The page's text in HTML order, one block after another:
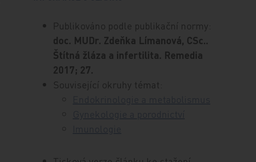
Publikováno podle publikační normy:
doc. MUDr. Zdeňka Límanová, CSc..
Štítná žláza a infertilita. Remedia
2017; 27.
Související okruhy témat: